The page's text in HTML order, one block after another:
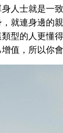
人士就是一
就連身邊的
型的人更懂
值，所以你